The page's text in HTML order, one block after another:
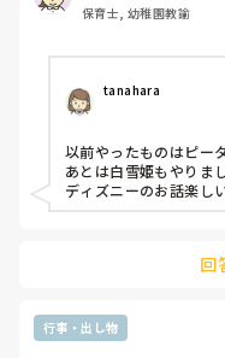
保育士, 幼稚園教諭
tanahara
以前やったものはピー
あとは白雪姫もやりまし
ディズニーのお話楽し
回
行事・出し物